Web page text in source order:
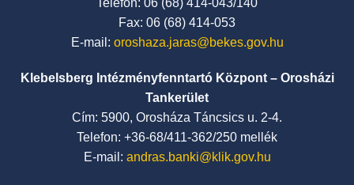
Telefon: 06 (68) 414-043/140
Fax: 06 (68) 414-053
E-mail: oroshaza.jaras@bekes.gov.hu
Klebelsberg Intézményfenntartó Központ – Orosházi
Tankerület
Cím: 5900, Orosháza Táncsics u. 2-4.
Telefon: +36-68/411-362/250 mellék
E-mail: andras.banki@klik.gov.hu